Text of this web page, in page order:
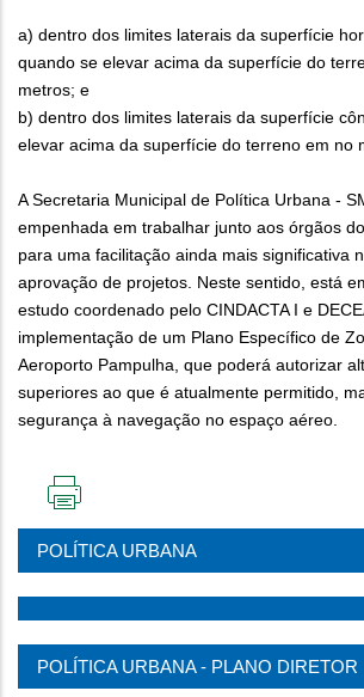
a) dentro dos limites laterais da superfície
quando se elevar acima da superfície do
metros; e
b) dentro dos limites laterais da superfície
elevar acima da superfície do terreno em no
A Secretaria Municipal de Política Urbana -
empenhada em trabalhar junto aos órgãos
para uma facilitação ainda mais significativa
aprovação de projetos. Neste sentido, está
estudo coordenado pelo CINDACTA I e
implementação de um Plano Específico de
Aeroporto Pampulha, que poderá autorizar
superiores ao que é atualmente permitido,
segurança à navegação no espaço aéreo.
ESTA
PÁGINA
POLÍTICA URBANA
POLÍTICA URBANA - PLANO DIRETOR